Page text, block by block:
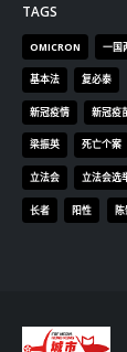
TAGS
OMICRON 一国
基本法 复必泰
新冠疫情 新冠疫
梁振英 死亡个案
立法会 立法会选
长者 阳性